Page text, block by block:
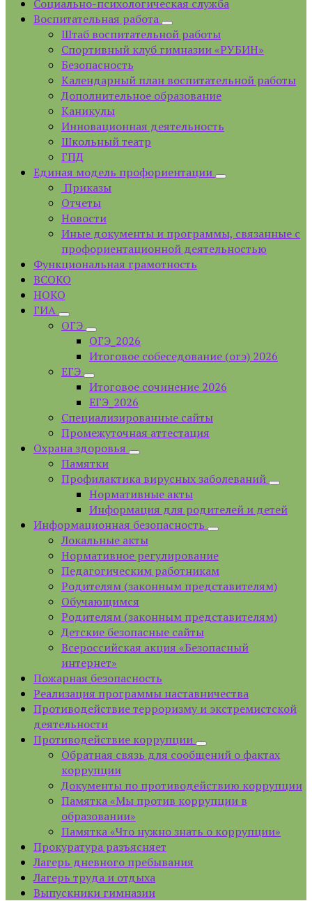
Социально-психологическая служба
Воспитательная работа
Штаб воспитательной работы
Спортивный клуб гимназии «РУБИН»
Безопасность
Календарный план воспитательной работы
Дополнительное образование
Каникулы
Инновационная деятельность
Школьный театр
ГПД
Единая модель профориентации
Приказы
Отчеты
Новости
Иные документы и программы, связанные с
профориентационной деятельностью
Функциональная грамотность
ВСОКО
НОКО
ГИА
ОГЭ
ОГЭ_2026
Итоговое собеседование (огэ) 2026
ЕГЭ
Итоговое сочинение 2026
ЕГЭ_2026
Специализированные сайты
Промежуточная аттестация
Охрана здоровья
Памятки
Профилактика вирусных заболеваний
Нормативные акты
Информация для родителей и детей
Информационная безопасность
Локальные акты
Нормативное регулирование
Педагогическим работникам
Родителям (законным представителям)
Обучающимся
Родителям (законным представителям)
Детские безопасные сайты
Всероссийская акция «Безопасный
интернет»
Пожарная безопасность
Реализация программы наставничества
Противодействие терроризму и экстремистской
деятельности
Противодействие коррупции
Обратная связь для сообщений о фактах
коррупции
Документы по противодействию коррупции
Памятка «Мы против коррупции в
образовании»
Памятка «Что нужно знать о коррупции»
Прокуратура разъясняет
Лагерь дневного пребывания
Лагерь труда и отдыха
Выпускники гимназии